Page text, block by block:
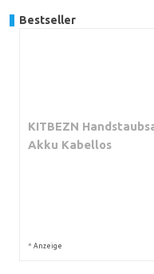
Bestseller
KITBEZN
Akku Kabellos
* Anzeige